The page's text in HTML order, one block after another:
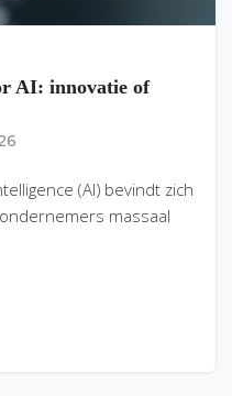
AI: innovatie of
(AI) bevindt zich
massaal